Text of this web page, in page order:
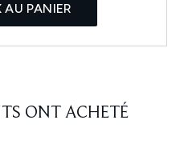
AU PANIER
ONT ACHETÉ